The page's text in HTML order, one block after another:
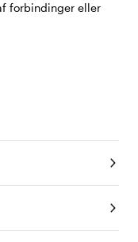
forbindinger eller